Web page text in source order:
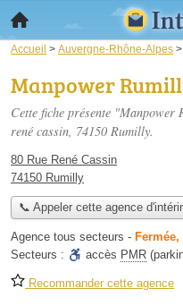
Accueil > Auvergne-Rhône-Alpes >
Manpower
Cette fiche présente "Manpower
rené cassin, 74150 Rumilly.
80 Rue René Cassin
74150 Rumilly
📞 Appeler cette agence
Agence tous secteurs -
Secteurs :
accès PMR
Recommander cette agence